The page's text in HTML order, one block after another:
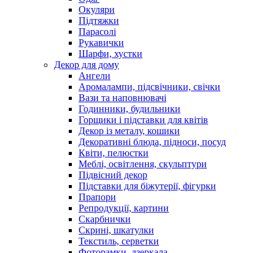
Окуляри
Підтяжки
Парасолі
Рукавички
Шарфи, хустки
Декор для дому
Ангели
Аромалампи, підсвічники, свічки
Вази та наповнювачі
Годинники, будильники
Горщики і підставки для квітів
Декор із металу, кошики
Декоративні блюда, підноси, посуд
Квіти, пелюстки
Меблі, освітлення, скульптури
Підвісний декор
Підставки для біжутерії, фігурки
Прапори
Репродукції, картини
Скарбнички
Скрині, шкатулки
Текстиль, серветки